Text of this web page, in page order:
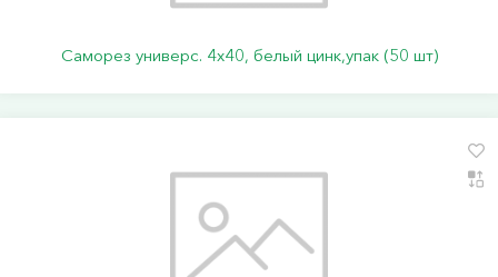
Саморез универс. 4х40, белый цинк,упак (50 шт)